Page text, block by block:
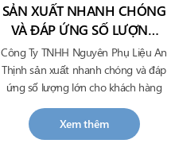
SẢN XUẤT NHANH CHÓNG
VÀ ĐÁP ỨNG SỐ LƯỢNG
LỚN CHO KHÁCH HÀNG
Công Ty TNHH Nguyên Phụ Liệu An
Thịnh sản xuất nhanh chóng và đáp
ứng số lượng lớn cho khách hàng
Xem thêm